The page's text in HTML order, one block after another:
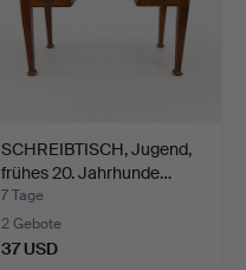
SCHREIBTISCH, Jugend,
frühes 20. Jahrhunde…
7 Tage
2 Gebote
37 USD